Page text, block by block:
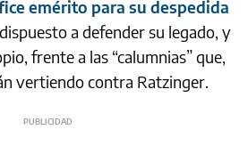
emérito para su despedida
a defender su legado, y
frente a las “calumnias” que,
vertiendo contra Ratzinger.